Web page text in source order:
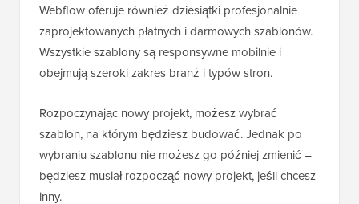
Webflow oferuje również dziesiątki profesjonalnie
zaprojektowanych płatnych i darmowych szablonów.
Wszystkie szablony są responsywne mobilnie i
obejmują szeroki zakres branż i typów stron.
Rozpoczynając nowy projekt, możesz wybrać
szablon, na którym będziesz budować. Jednak po
wybraniu szablonu nie możesz go później zmienić –
będziesz musiał rozpocząć nowy projekt, jeśli chcesz
inny.